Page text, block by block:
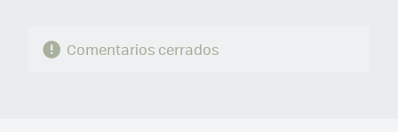
Comentarios cerrados